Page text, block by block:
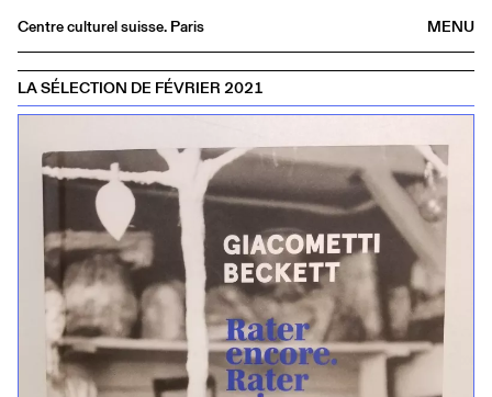
MENU
Centre culturel suisse. Paris
Agenda
Librairie
Archives
Médiathèque
Éditions
Informations
/ EN
LA SÉLECTION DE FÉVRIER 2021